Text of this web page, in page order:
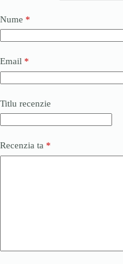
Nume *
Email *
Titlu recenzie
Recenzia ta *